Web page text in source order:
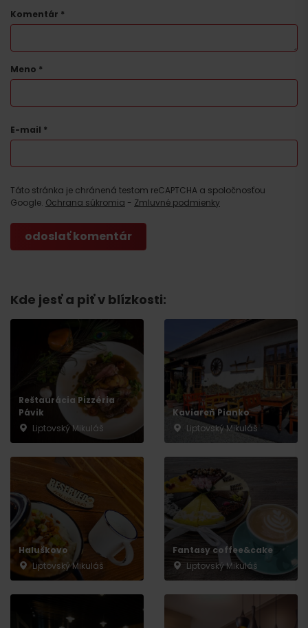
Komentár *
Meno *
E-mail *
Táto stránka je chránená testom reCAPTCHA a spoločnosťou
Google. Ochrana súkromia - Zmluvné podmienky
Kde jesť a piť v blízkosti:
Reštaurácia Pizzéria
Pávik
Liptovský Mikuláš
Kaviareň Pianko
Liptovský Mikuláš
Haluškovo
Liptovský Mikuláš
Fantasy coffee&cake
Liptovský Mikuláš